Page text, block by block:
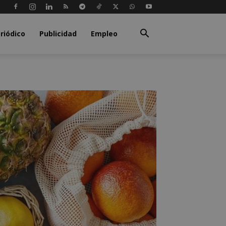
Publicidad Empleo